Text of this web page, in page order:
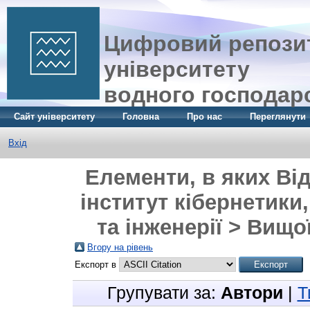
Цифровий
університету
водного
Сайт університету Головна Про нас Переглянути
Вхід
Елементи, в яких
інститут
та інженерії >
Вгору на рівень
Експорт в
Групувати за: Автори